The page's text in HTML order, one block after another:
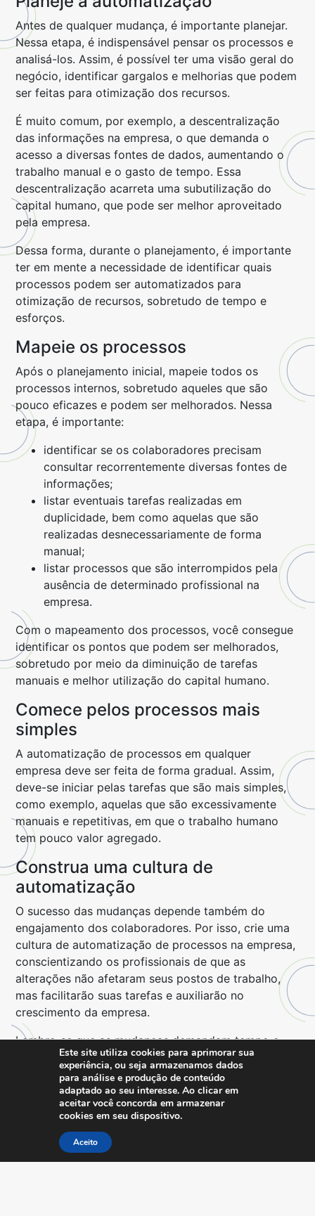
Antes de qualquer mudança, é importante planejar.
Nessa etapa, é indispensável pensar os processos e
analisá-los. Assim, é possível ter uma visão geral do
negócio, identificar gargalos e melhorias que podem
ser feitas para otimização dos recursos.
É muito comum, por exemplo, a descentralização
das informações na empresa, o que demanda o
acesso a diversas fontes de dados, aumentando o
trabalho manual e o gasto de tempo. Essa
descentralização acarreta uma subutilização do
capital humano, que pode ser melhor aproveitado
pela empresa.
Dessa forma, durante o planejamento, é importante
ter em mente a necessidade de identificar quais
processos podem ser automatizados para
otimização de recursos, sobretudo de tempo e
esforços.
Mapeie os processos
Após o planejamento inicial, mapeie todos os
processos internos, sobretudo aqueles que são
pouco eficazes e podem ser melhorados. Nessa
etapa, é importante:
identificar se os colaboradores precisam
consultar recorrentemente diversas fontes de
informações;
listar eventuais tarefas realizadas em
duplicidade, bem como aquelas que são
realizadas desnecessariamente de forma
manual;
listar processos que são interrompidos pela
ausência de determinado profissional na
empresa.
Com o mapeamento dos processos, você consegue
identificar os pontos que podem ser melhorados,
sobretudo por meio da diminuição de tarefas
manuais e melhor utilização do capital humano.
Comece pelos processos mais
simples
A automatização de processos em qualquer
empresa deve ser feita de forma gradual. Assim,
deve-se iniciar pelas tarefas que são mais simples,
como exemplo, aquelas que são excessivamente
manuais e repetitivas, em que o trabalho humano
tem pouco valor agregado.
Construa uma cultura de
automatização
O sucesso das mudanças depende também do
engajamento dos colaboradores. Por isso, crie uma
cultura de automatização de processos na empresa,
conscientizando os profissionais de que as
alterações não afetaram seus postos de trabalho,
mas facilitarão suas tarefas e auxiliarão no
crescimento da empresa.
Lembre-se que as mudanças demandam tempo e
precisam ser acompanhadas para identificação de
melhorias que podem ser feitas. Por isso, é
importante ser paciente, afinal, a automatização
depende da adaptação de todos.
Para que tudo seja feito da melhor forma, o ideal é
ter o auxílio de uma empresa especializada em
Este site utiliza cookies para aprimorar sua
experiência, ou seja armazenamos dados
para análise e produção de conteúdo
adaptado ao seu interesse. Ao clicar em
aceitar você concorda em armazenar
cookies em seu dispositivo.
Aceito